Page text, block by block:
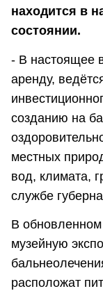
находится в
состоянии.
- В настоящее
аренду,
созданию на
местных
вод, климата,
службе
В
музейную
расположат